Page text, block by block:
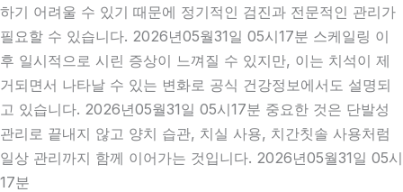
하기 어려울 수 있기 때문에 정기적인 검진과 전문적인 관리가
필요할 수 있습니다. 2026년05월31일 05시17분 스케일링 이
후 일시적으로 시린 증상이 느껴질 수 있지만, 이는 치석이 제
거되면서 나타날 수 있는 변화로 공식 건강정보에서도 설명되
고 있습니다. 2026년05월31일 05시17분 중요한 것은 단발성
관리로 끝내지 않고 양치 습관, 치실 사용, 치간칫솔 사용처럼
일상 관리까지 함께 이어가는 것입니다. 2026년05월31일 05시
17분